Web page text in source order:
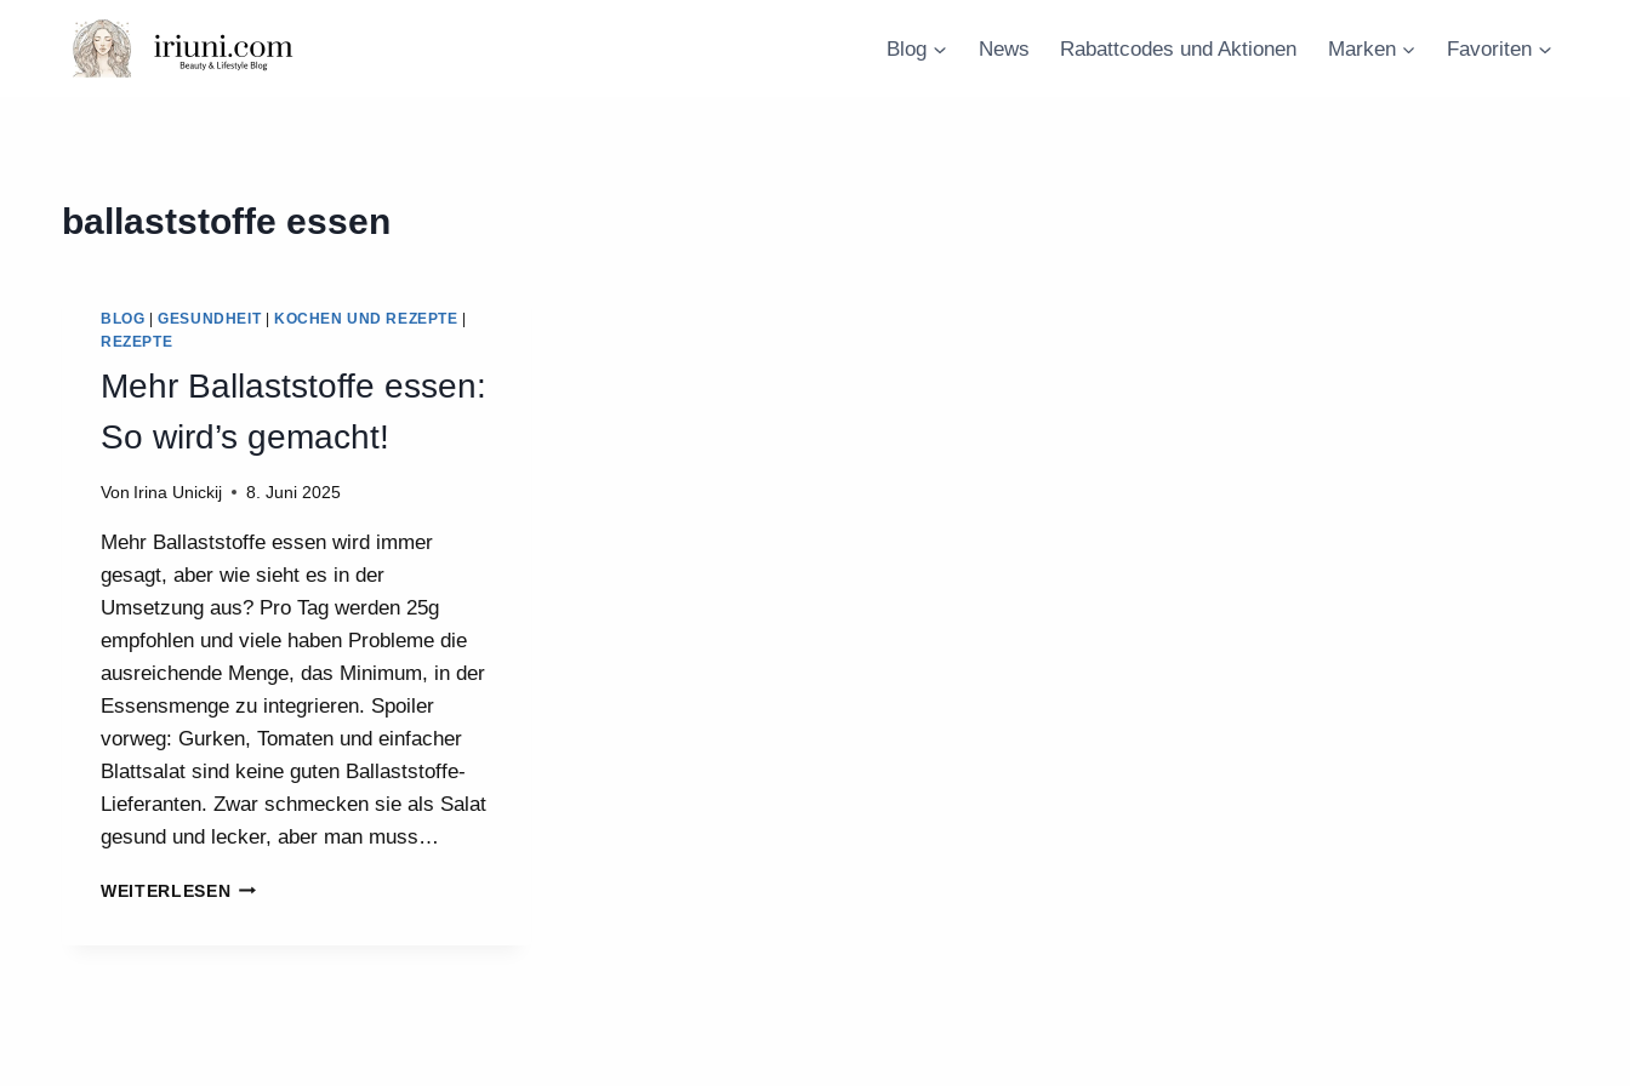
springen
Blog News Rabattcodes und Aktionen Marken Favoriten
ballaststoffe essen
BLOG |GESUNDHEIT| KOCHEN UND REZEPTE
REZEPTE
Mehr Ballaststoffe essen:
So wird’s gemacht!
Von Irina Unickij 8. Juni 2025
Mehr Ballaststoffe essen wird immer
gesagt, aber wie sieht es in der
Umsetzung aus? Pro Tag werden 25g
empfohlen und viele haben Probleme die
ausreichende Menge, das Minimum, in der
Essensmenge zu integrieren. Spoiler
vorweg: Gurken, Tomaten und einfacher
Blattsalat sind keine guten Ballaststoffe-
Lieferanten. Zwar schmecken sie als Salat
gesund und lecker, aber man muss…
WEITERLESENMEHR